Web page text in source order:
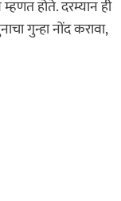
होते. दरम्यान ही
गुन्हा नोंद करावा,